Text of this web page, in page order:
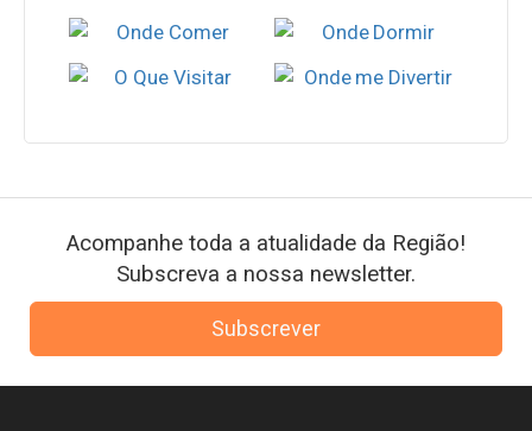
Acompanhe toda a atualidade da Região!
Subscreva a nossa newsletter.
Subscrever